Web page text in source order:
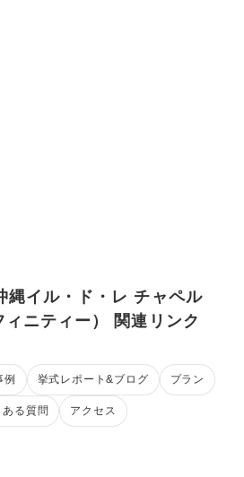
縄イル・ド・レ チャペル
ィニティー） 関連リンク
例 挙式レポート&ブログ プラン
ある質問 アクセス